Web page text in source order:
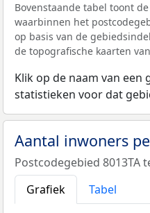
Bovenstaande tabel toont
waarbinnen het
op basis van de
de topografische kaarten
Klik op de naam van een
statistieken voor dat
Aantal inwoners
Postcodegebied 8013TA
Grafiek
Tabel